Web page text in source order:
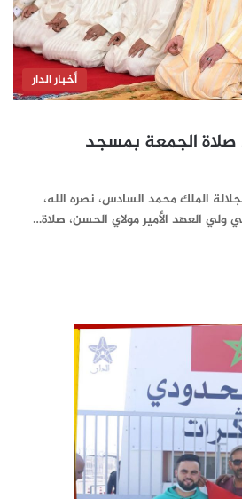
أخبار الدار
صلاة الجمعة بمسجد
الملك محمد السادس، نصره الله،
العهد الأمير مولاي الحسن، صلاة…